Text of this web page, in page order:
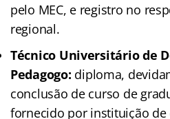
pelo MEC, e registro no
regional.
Técnico Universitário de
Pedagogo: diploma,
conclusão de curso de
fornecido por instituição